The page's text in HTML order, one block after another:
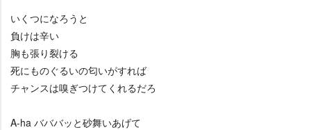
いくつになろうと
負けは辛い
胸も張り裂ける
死にものぐるいの匂いがすれば
チャンスは嗅ぎつけてくれるだろ
A-ha バババッと砂舞いあげて